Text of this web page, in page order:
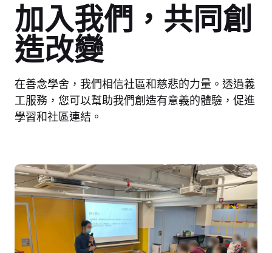
加入我們，共同創
造改變
在善念學舍，我們相信社區和慈悲的力量。透過義
工服務，您可以幫助我們創造有意義的體驗，促進
學習和社區連結。